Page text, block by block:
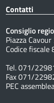
Contatti
Consiglio
Piazza
Codice
Tel. 071/
Fax 071/
PEC